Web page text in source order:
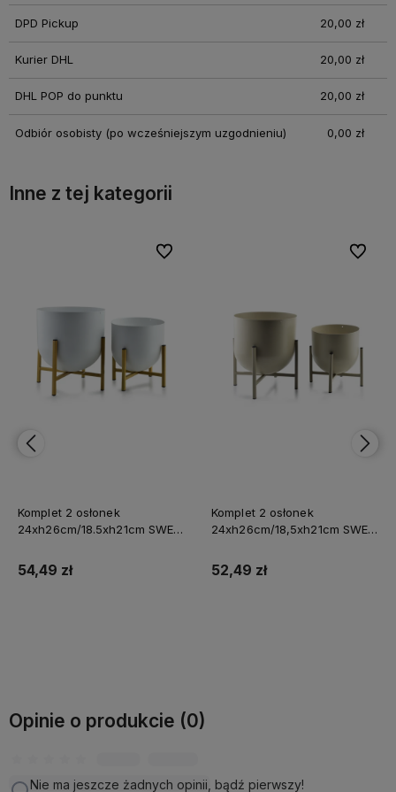
DPD Pickup 20,00 zł
Kurier DHL 20,00 zł
DHL POP do punktu 20,00 zł
Odbiór osobisty(po wcześniejszym uzgodnieniu) 0,00 zł
Inne z tej kategorii
Komplet 2 osłonek
24xh26cm/18.5xh21cm SWEN
54,49 zł
Do ulubionych
Do ulubionych
Komplet 2 osłonek
24xh26cm/18,5xh21cm SWEN
52,49 zł
Do
Do
Opinie o produkcie (0)
Nie ma jeszcze żadnych opinii, bądź pierwszy!